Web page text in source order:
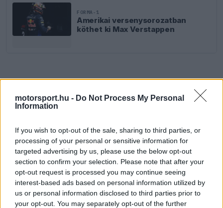
motorsport.hu - Do Not Process My Personal
Information
If you wish to opt-out of the sale, sharing to third parties, or
processing of your personal or sensitive information for
targeted advertising by us, please use the below opt-out
section to confirm your selection. Please note that after your
opt-out request is processed you may continue seeing
interest-based ads based on personal information utilized by
us or personal information disclosed to third parties prior to
your opt-out. You may separately opt-out of the further
FORMA-1
Amerikai versenysorozatban
köthet ki Max Verstappen